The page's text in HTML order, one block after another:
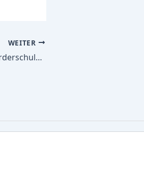
WEITER
Alle Schulbücher Mansfeld-Schule, Frderschule -Sek.I- der Stadt Bochum, Frderschwerp. Emotionale und soziale Entwicklung